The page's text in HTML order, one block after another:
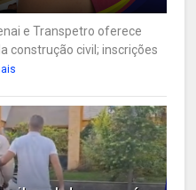
e Transpetro oferece
construção civil; inscrições